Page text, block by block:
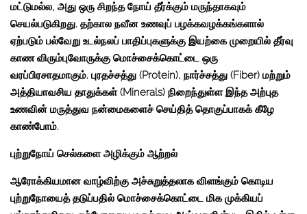
மட்டுமல்ல, அது ஒரு சிறந்த நோய் தீர்க்கும் மருந்தாகவும்
செயல்படுகிறது. தற்கால நவீன உணவுப் பழக்கவழக்கங்களால்
ஏற்படும் பல்வேறு உடல்நலப் பாதிப்புகளுக்கு இயற்கை முறையில் தீர்வு
காண விரும்புவோருக்கு மொச்சைக்கொட்டை ஒரு
வரப்பிரசாதமாகும். புரதச்சத்து (Protein), நார்ச்சத்து (Fiber) மற்றும்
அத்தியாவசிய தாதுக்கள் (Minerals) நிறைந்துள்ள இந்த அற்புத
உணவின் மருத்துவ நன்மைகளைச் செய்தித் தொகுப்பாகக் கீழே
காண்போம்.
புற்றுநோய் செல்களை அழிக்கும் ஆற்றல்
ஆரோக்கியமான வாழ்விற்கு அச்சுறுத்தலாக விளங்கும் கொடிய
புற்றுநோயைத் தடுப்பதில் மொச்சைக்கொட்டை மிக முக்கியப்